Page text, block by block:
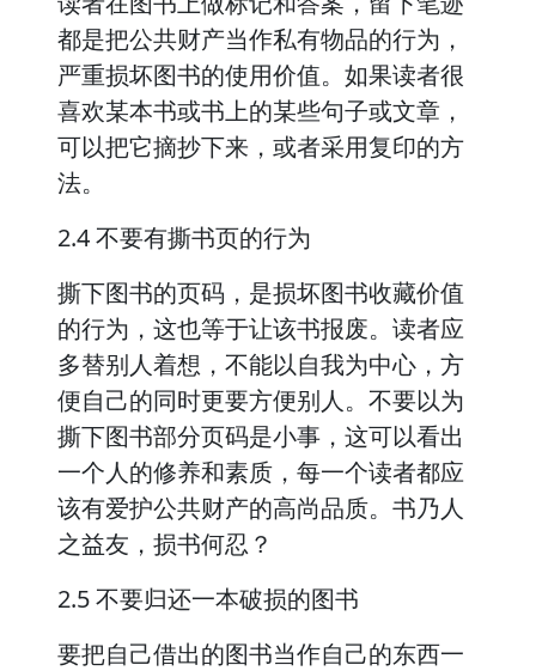
都是把公共财产当作私有物品的行为，
严重损坏图书的使用价值。如果读者很
喜欢某本书或书上的某些句子或文章，
可以把它摘抄下来，或者采用复印的方
法。
2.4 不要有撕书页的行为
撕下图书的页码，是损坏图书收藏价值
的行为，这也等于让该书报废。读者应
多替别人着想，不能以自我为中心，方
便自己的同时更要方便别人。不要以为
撕下图书部分页码是小事，这可以看出
一个人的修养和素质，每一个读者都应
该有爱护公共财产的高尚品质。书乃人
之益友，损书何忍？
2.5 不要归还一本破损的图书
要把自己借出的图书当作自己的东西一